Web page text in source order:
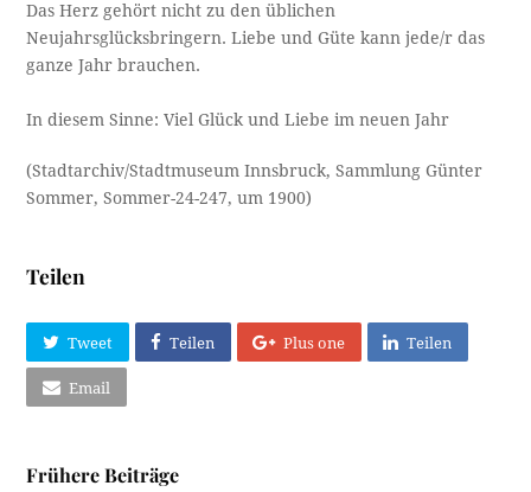
Das Herz gehört nicht zu den üblichen
Neujahrsglücksbringern. Liebe und Güte kann jede/r das
ganze Jahr brauchen.
In diesem Sinne: Viel Glück und Liebe im neuen Jahr
(Stadtarchiv/Stadtmuseum Innsbruck, Sammlung Günter
Sommer, Sommer-24-247, um 1900)
Teilen
Tweet Teilen Plus one Teilen
Email
Frühere Beiträge